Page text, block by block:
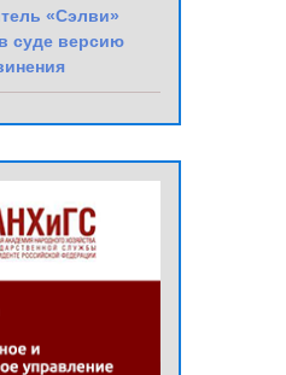
«Сэлви»
суде версию